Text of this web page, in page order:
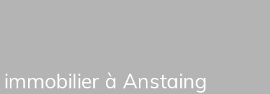
à Anstaing